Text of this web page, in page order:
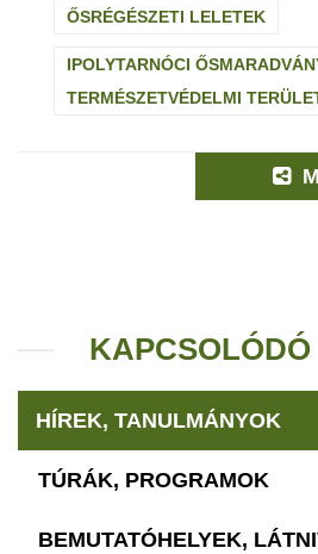
ŐSRÉGÉSZETI LELETEK
IPOLYTARNÓCI
TERMÉSZETVÉDELMI
KAPCSOLÓDÓ
HÍREK, TANULMÁNYOK
TÚRÁK, PROGRAMOK
BEMUTATÓHELYEK,